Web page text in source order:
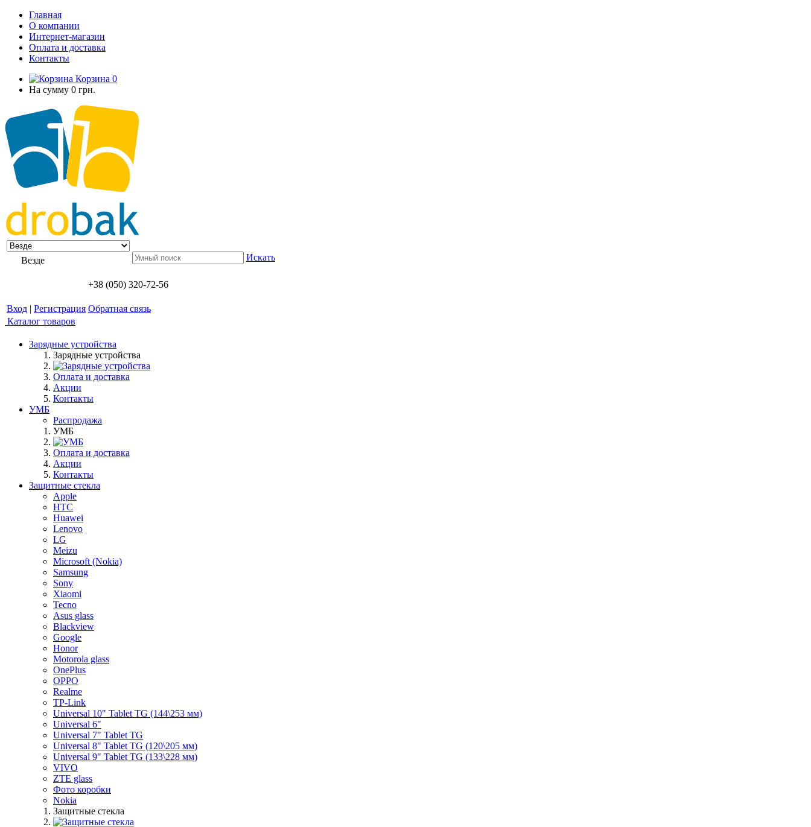
Главная
О компании
Интернет-магазин
Оплата и доставка
Контакты
Корзина 0
На сумму 0 грн.
Везде Искать
+38 (050) 320-72-56
Вход | Регистрация Обратная связь
Каталог товаров
Зарядные устройства
Зарядные устройства
Оплата и доставка
Акции
Контакты
УМБ
Распродажа
УМБ
Оплата и доставка
Акции
Контакты
Защитные стекла
Apple
HTC
Huawei
Lenovo
LG
Meizu
Microsoft (Nokia)
Samsung
Sony
Xiaomi
Tecno
Asus glass
Blackview
Google
Honor
Motorola glass
OnePlus
OPPO
Realme
TP-Link
Universal 10" Tablet TG (144\253 мм)
Universal 6"
Universal 7" Tablet TG
Universal 8" Tablet TG (120\205 мм)
Universal 9" Tablet TG (133\228 мм)
VIVO
ZTE glass
Фото коробки
Nokia
Защитные стекла